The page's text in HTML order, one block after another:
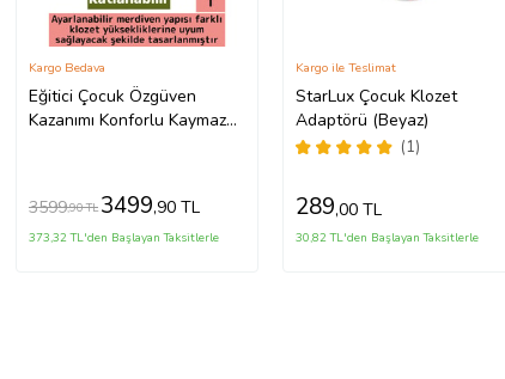
Eğitici Çocuk Özgüven
Kazanımı Konforlu Kaymaz
Kargo Bedava
3599,90 TL 3499,90 TL
373,32 TL'den Başlayan Taksitlerle
StarLux Çocuk Klozet
Adaptörü (Beyaz)
(1)
Kargo ile Teslimat
289,00 TL
30,82 TL'den Başlayan Taksitlerle